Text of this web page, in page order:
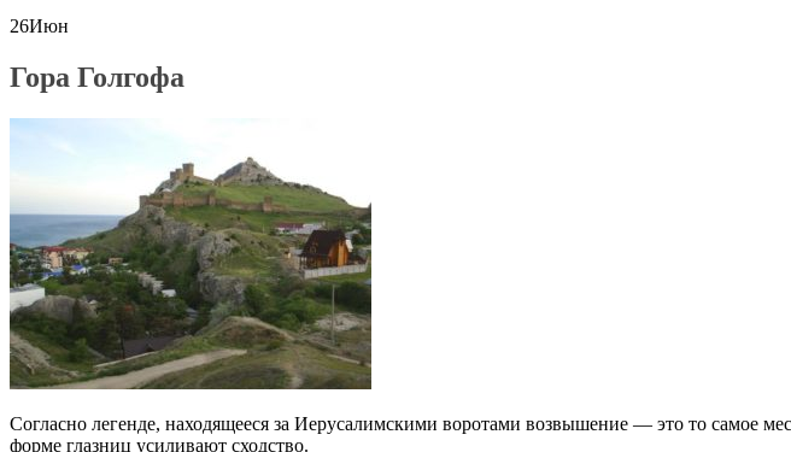
26Июн
Гора Голгофа
Согласно легенде, находящееся за Иерусалимскими воротами возвышение — это то самое
форме глазниц усиливают сходство.